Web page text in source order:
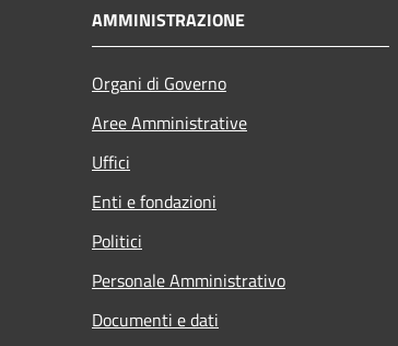
AMMINISTRAZIONE
Organi di Governo
Aree Amministrative
Uffici
Enti e fondazioni
Politici
Personale Amministrativo
Documenti e dati